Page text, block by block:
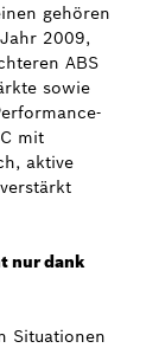
gehören
2009,
ABS
sowie
mit
aktive
nur dank
Situationen